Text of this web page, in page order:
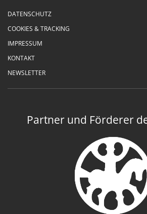
DATENSCHUTZ
COOKIES & TRACKING
IMPRESSUM
KONTAKT
NEWSLETTER
Partner und Förderer